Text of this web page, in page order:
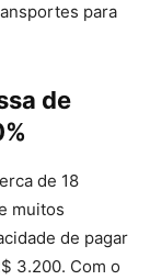
para
de
de 18
muitos
de pagar
3.200. Com o